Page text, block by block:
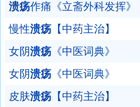
溃疡作痛《立斋外科发挥》
慢性溃疡 【中药主治】
女阴溃疡 《中医词典》
女阴溃疡 《中医词典》
皮肤溃疡 【中药主治】